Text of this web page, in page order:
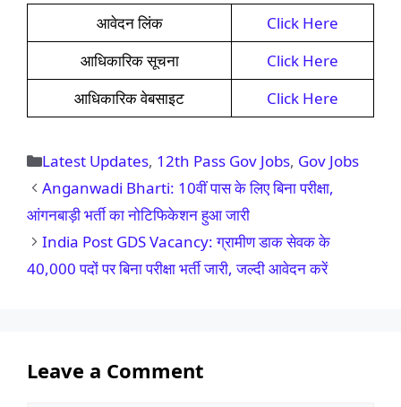
आवेदन लिंक
Click Here
आधिकारिक सूचना
Click Here
आधिकारिक वेबसाइट
Click Here
Categories
Latest Updates, 12th Pass Gov Jobs, Gov Jobs
Anganwadi Bharti: 10वीं पास के लिए बिना परीक्षा,
आंगनबाड़ी भर्ती का नोटिफिकेशन हुआ जारी
India Post GDS Vacancy: ग्रामीण डाक सेवक के
40,000 पदों पर बिना परीक्षा भर्ती जारी, जल्दी आवेदन करें
Leave a Comment